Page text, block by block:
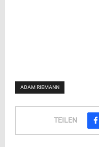
ADAM RIEMANN
TEILEN